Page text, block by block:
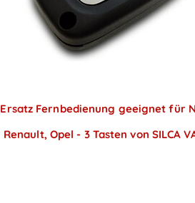
Ersatz Fernbedienung geeignet für
Renault, Opel - 3 Tasten von SILCA